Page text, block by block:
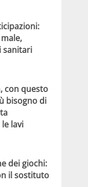
sanitari
con questo
bisogno di
lavi
dei giochi:
il sostituto